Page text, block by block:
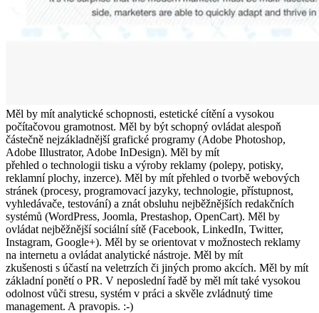
Měl by mít analytické schopnosti, estetické cítění a vysokou
počítačovou gramotnost. Měl by být schopný ovládat alespoň
částečně nejzákladnější grafické programy (Adobe Photoshop,
Adobe Illustrator, Adobe InDesign). Měl by mít
přehled o technologii tisku a výroby reklamy (polepy, potisky,
reklamní plochy, inzerce). Měl by mít přehled o tvorbě webových
stránek (procesy, programovací jazyky, technologie, přístupnost,
vyhledávače, testování) a znát obsluhu nejběžnějších redakčních
systémů (WordPress, Joomla, Prestashop, OpenCart). Měl by
ovládat nejběžnější sociální sítě (Facebook, LinkedIn, Twitter,
Instagram, Google+). Měl by se orientovat v možnostech reklamy
na internetu a ovládat analytické nástroje. Měl by mít
zkušenosti s účastí na veletrzích či jiných promo akcích. Měl by mít
základní ponětí o PR. V neposlední řadě by měl mít také vysokou
odolnost vůči stresu, systém v práci a skvěle zvládnutý time
management. A pravopis. :-)